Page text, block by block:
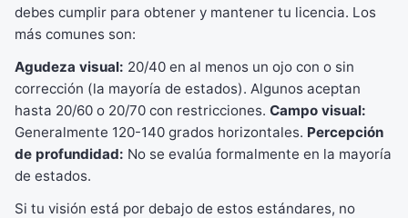
debes cumplir para obtener y mantener tu licencia. Los
más comunes son:
Agudeza visual: 20/40 en al menos un ojo con o sin
corrección (la mayoría de estados). Algunos aceptan
hasta 20/60 o 20/70 con restricciones. Campo visual:
Generalmente 120-140 grados horizontales. Percepción
de profundidad: No se evalúa formalmente en la mayoría
de estados.
Si tu visión está por debajo de estos estándares, no